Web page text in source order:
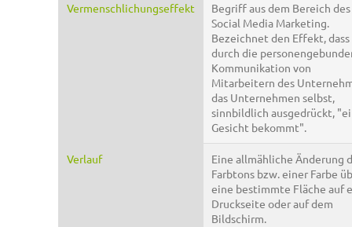
Vermenschlichungseffekt
Begriff aus dem Bereich des
Social Media Marketing.
Bezeichnet den Effekt, dass
durch die
Kommunikation von
Mitarbeitern des
das Unternehmen selbst,
sinnbildlich ausgedrückt,
Gesicht bekommt".
Verlauf
Eine allmähliche Änderung
Farbtons bzw. einer Farbe
eine bestimmte Fläche auf
Druckseite oder auf dem
Bildschirm.